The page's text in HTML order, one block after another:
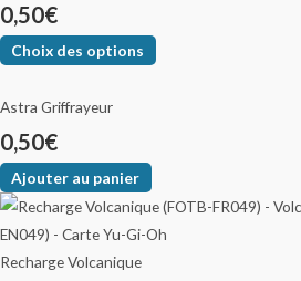
0,50€
Choix des options
Astra Griffrayeur
0,50€
Ajouter au panier
Recharge Volcanique